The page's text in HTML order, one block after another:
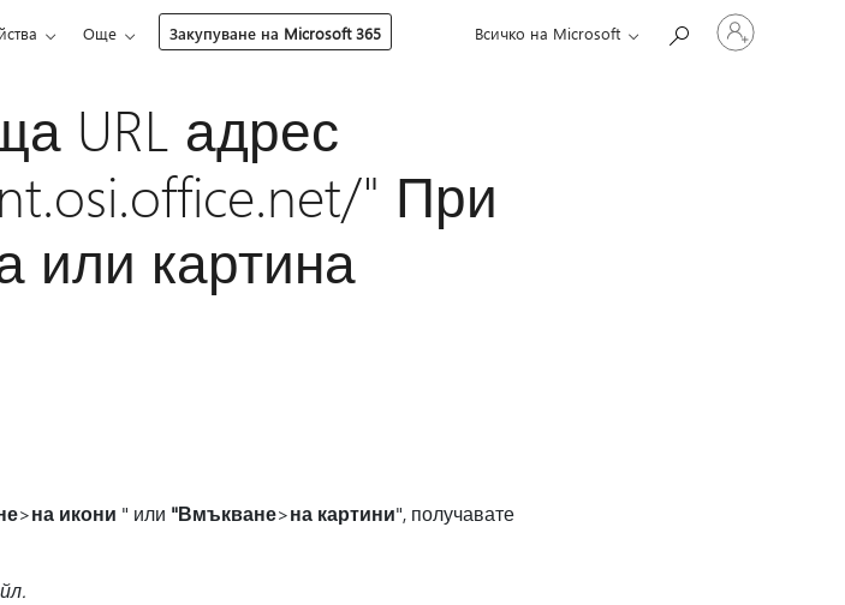
Още Закупуване на Microsoft 365 Всичко на Microsoft
Влезте
във
вашия
URL адрес
" При
или картина
>на икони " или "Вмъкване>на картини", получавате